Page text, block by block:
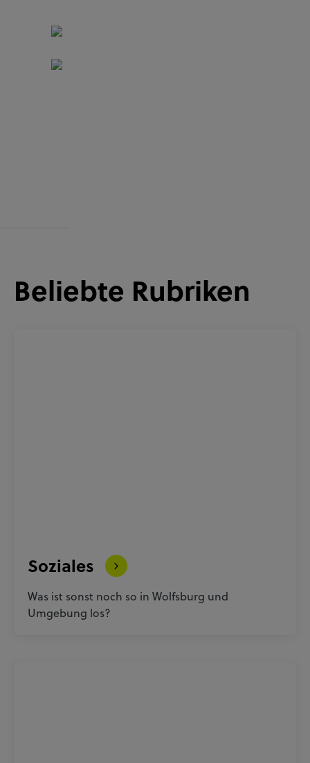
Beliebte Rubriken
Soziales
Was ist sonst noch so in Wolfsburg und
Umgebung los?